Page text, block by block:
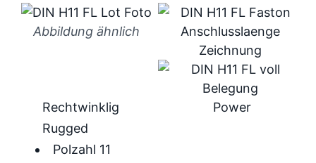
Abbildung ähnlich
Polzahl 11
Rechtwinklig
Power
Rugged